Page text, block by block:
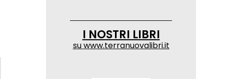
I NOSTRI LIBRI
suwww.terranuovalibri.it